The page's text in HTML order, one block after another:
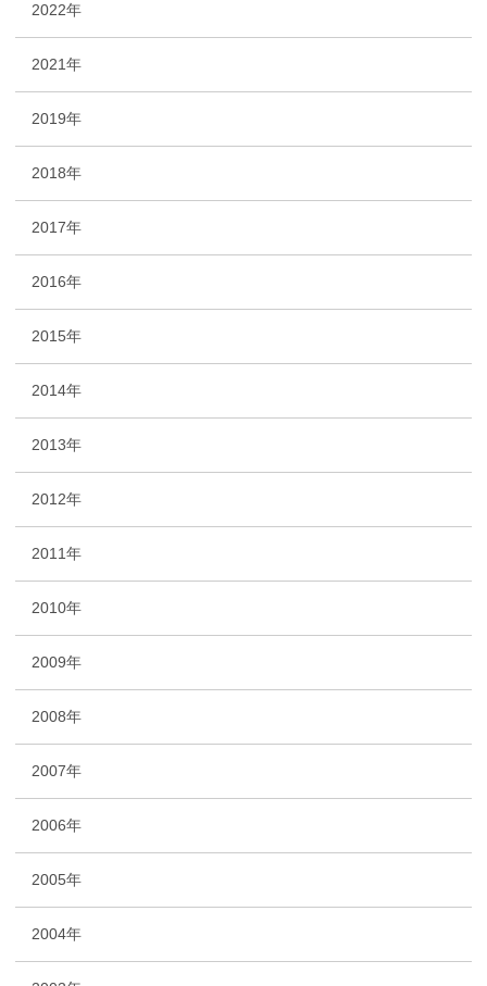
2022年
2021年
2019年
2018年
2017年
2016年
2015年
2014年
2013年
2012年
2011年
2010年
2009年
2008年
2007年
2006年
2005年
2004年